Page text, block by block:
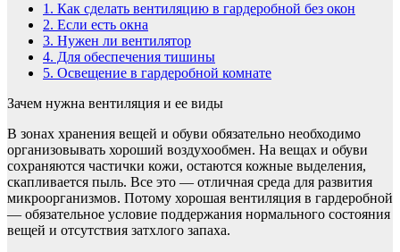
1. Как сделать вентиляцию в гардеробной без окон
2. Если есть окна
3. Нужен ли вентилятор
4. Для обеспечения тишины
5. Освещение в гардеробной комнате
Зачем нужна вентиляция и ее виды
В зонах хранения вещей и обуви обязательно необходимо
организовывать хороший воздухообмен. На вещах и обуви
сохраняются частички кожи, остаются кожные выделения,
скапливается пыль. Все это — отличная среда для развития
микроорганизмов. Потому хорошая вентиляция в гардеробной
— обязательное условие поддержания нормального состояния
вещей и отсутствия затхлого запаха.